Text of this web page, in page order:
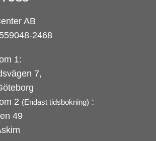
AB
2468
1:
7,
2 (Endast tidsbokning) :
49